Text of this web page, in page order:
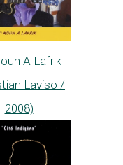
A Lafrik
Laviso /
2008)